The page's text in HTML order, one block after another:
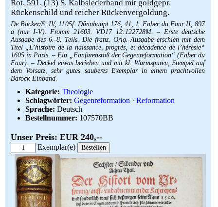
Ankauf
Links
Impressum
Rot, 591, (13) S. Kalbslederband mit goldgepr.
Rückenschild und reicher Rückenvergoldung.
De Backer/S. IV, 1105f. Dünnhaupt 176, 41, 1. Faber du Faur II, 897
a (nur I-V). Fromm 21603. VD17 12:122728M. – Erste deutsche
Ausgabe des 6.-8. Teils. Die franz. Orig.-Ausgabe erschien mit dem
Titel „L’histoire de la naissance, progrès, et décadence de l’hérésie“
1605 in Paris. – Ein „Fanfarenstoß der Gegenreformation“ (Faber du
Faur). – Deckel etwas berieben und mit kl. Wurmspuren, Stempel auf
dem Vorsatz, sehr gutes sauberes Exemplar in einem prachtvollen
Barock-Einband.
Kategorie: Theologie
Schlagwörter: Gegenreformation · Reformation
Sprache: Deutsch
Bestellnummer: 107570BB
Unser Preis: EUR 240,--
Exemplar(e)